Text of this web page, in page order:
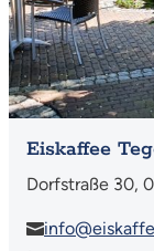
Eiskaffee
Dorfstraße 30,